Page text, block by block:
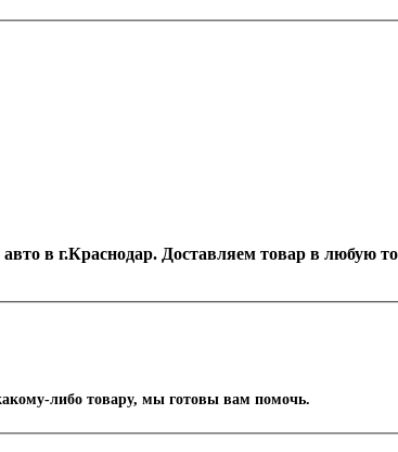
в г.Краснодар. Доставляем товар в любую
либо товару, мы готовы вам помочь.